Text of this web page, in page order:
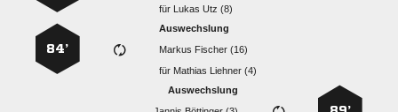
für   
Auswechslung
  
für   
84’
Auswechslung